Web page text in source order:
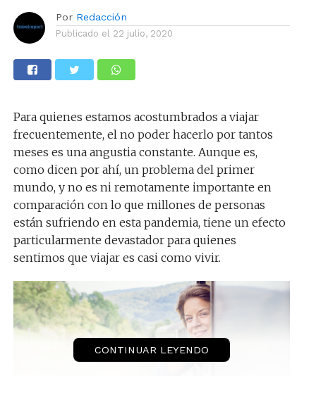
Por Redacción
Publicado el 22 julio, 2020
Para quienes estamos acostumbrados a viajar
frecuentemente, el no poder hacerlo por tantos
meses es una angustia constante. Aunque es,
como dicen por ahí, un problema del primer
mundo, y no es ni remotamente importante en
comparación con lo que millones de personas
están sufriendo en esta pandemia, tiene un efecto
particularmente devastador para quienes
sentimos que viajar es casi como vivir.
CONTINUAR LEYENDO